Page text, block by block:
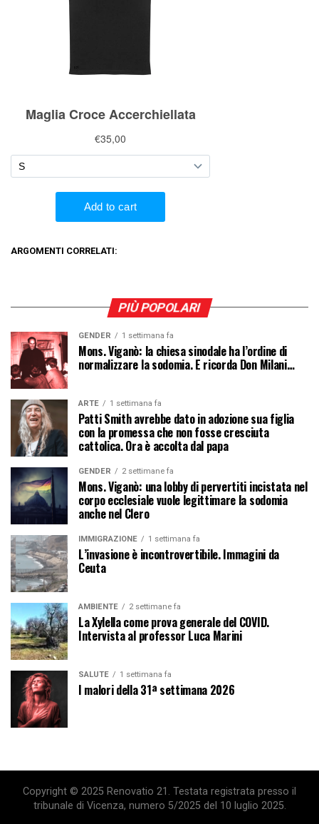
ARGOMENTI CORRELATI:
PIÙ POPOLARI
GENDER 1 settimana fa
Mons. Viganò: la chiesa sinodale ha l’ordine di
normalizzare la sodomia. E ricorda Don Milani…
ARTE 1 settimana fa
Patti Smith avrebbe dato in adozione sua figlia
con la promessa che non fosse cresciuta
cattolica. Ora è accolta dal papa
GENDER 2 settimane fa
Mons. Viganò: una lobby di pervertiti incistata nel
corpo ecclesiale vuole legittimare la sodomia
anche nel Clero
IMMIGRAZIONE 1 settimana fa
L’invasione è incontrovertibile. Immagini da
Ceuta
AMBIENTE 2 settimane fa
La Xylella come prova generale del COVID.
Intervista al professor Luca Marini
SALUTE 1 settimana fa
I malori della 31ª settimana 2026
Copyright © 2025 Renovatio 21. Testata registrata presso il
tribunale di Vicenza, numero 5/2025 del 10 luglio 2025.